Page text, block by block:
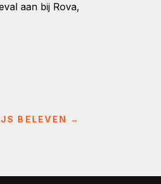
aan bij Rova,
BELEVEN →